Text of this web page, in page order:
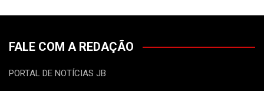
FALE COM A REDAÇÃO
PORTAL DE NOTÍCIAS JB